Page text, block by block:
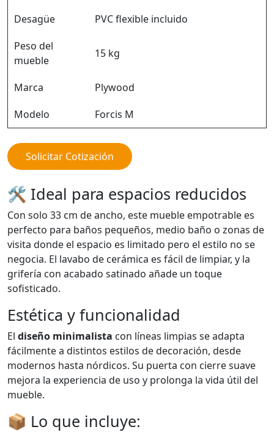
Desagüe
PVC flexible incluido
Peso del
mueble
15 kg
Marca
Plywood
Modelo
Forcis M
Solicitar Cotización
🛠️ Ideal para espacios reducidos
Con solo 33 cm de ancho, este mueble empotrable es
perfecto para baños pequeños, medio baño o zonas de
visita donde el espacio es limitado pero el estilo no se
negocia. El lavabo de cerámica es fácil de limpiar, y la
grifería con acabado satinado añade un toque
sofisticado.
Estética y funcionalidad
El diseño minimalista con líneas limpias se adapta
fácilmente a distintos estilos de decoración, desde
modernos hasta nórdicos. Su puerta con cierre suave
mejora la experiencia de uso y prolonga la vida útil del
mueble.
📦 Lo que incluye: